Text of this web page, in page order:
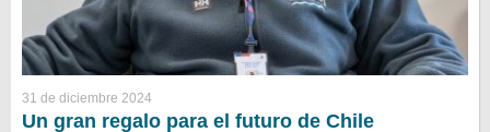
31 de diciembre 2024
Un gran regalo para el futuro de Chile